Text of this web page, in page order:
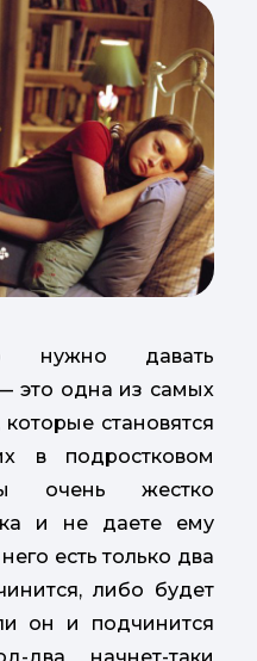
нужно давать
это одна из самых
становятся
в подростковом
очень жестко
и не даете ему
есть только два
либо будет
он и подчинится
два начнет-таки